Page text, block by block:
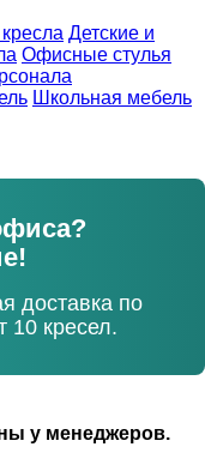
Детские и
Офисные стулья
Школьная мебель
доставка по
10 кресел.
у менеджеров.